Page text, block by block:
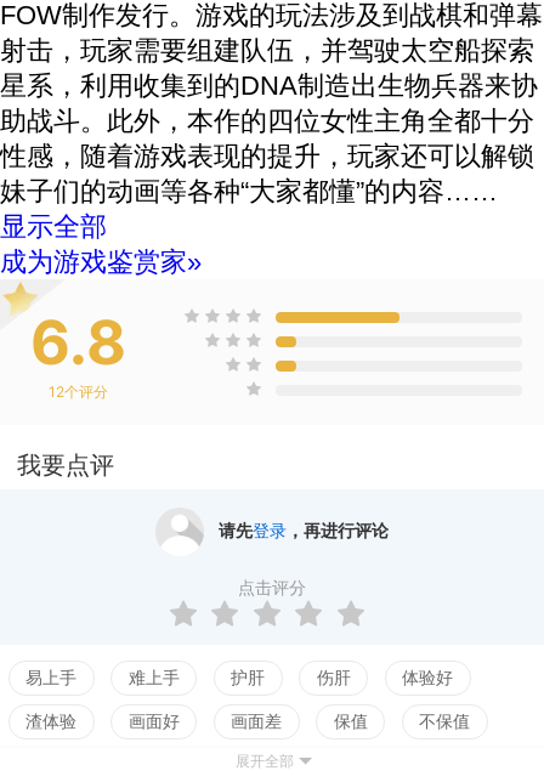
FOW制作发行。游戏的玩法涉及到战棋和弹幕
射击，玩家需要组建队伍，并驾驶太空船探索
星系，利用收集到的DNA制造出生物兵器来协
助战斗。此外，本作的四位女性主角全都十分
性感，随着游戏表现的提升，玩家还可以解锁
妹子们的动画等各种“大家都懂”的内容……
显示全部
成为游戏鉴赏家»
6.8
12个评分
我要点评
请先登录 ，再进行评论
点击评分
易上手 难上手 护肝 伤肝 体验好
渣体验 画面好 画面差 保值 不保值
测试
展开全部